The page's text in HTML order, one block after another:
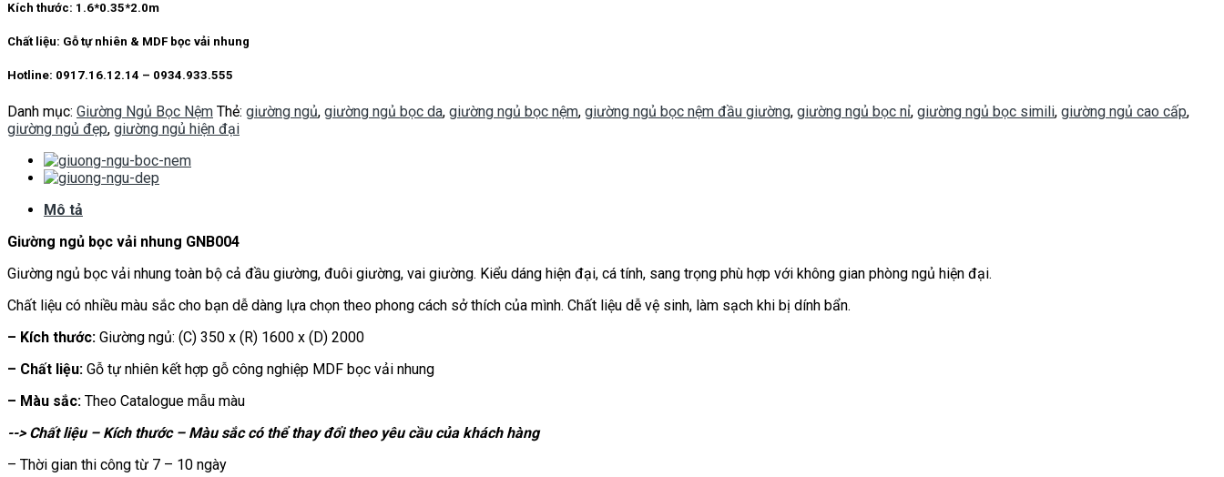
Kích thước: 1.6*0.35*2.0m
Chất liệu: Gỗ tự nhiên & MDF bọc vải nhung
Hotline: 0917.16.12.14 – 0934.933.555
Danh mục: Giường Ngủ Bọc Nệm Thẻ: giường ngủ, giường ngủ bọc da, giường ngủ bọc nệm, giường ngủ bọc nệm đầu giường, giường ngủ bọc nỉ, giường ngủ bọc simili, giường ngủ cao cấp,
giường ngủ đẹp, giường ngủ hiện đại
Mô tả
Giường ngủ bọc vải nhung GNB004
Giường ngủ bọc vải nhung toàn bộ cả đầu giường, đuôi giường, vai giường. Kiểu dáng hiện đại, cá tính, sang trọng phù hợp với không gian phòng ngủ hiện đại.
Chất liệu có nhiều màu sắc cho bạn dễ dàng lựa chọn theo phong cách sở thích của mình. Chất liệu dễ vệ sinh, làm sạch khi bị dính bẩn.
– Kích thước: Giường ngủ: (C) 350 x (R) 1600 x (D) 2000
– Chất liệu: Gỗ tự nhiên kết hợp gỗ công nghiệp MDF bọc vải nhung
– Màu sắc: Theo Catalogue mẫu màu
--> Chất liệu – Kích thước – Màu sắc có thể thay đổi theo yêu cầu của khách hàng
– Thời gian thi công từ 7 – 10 ngày